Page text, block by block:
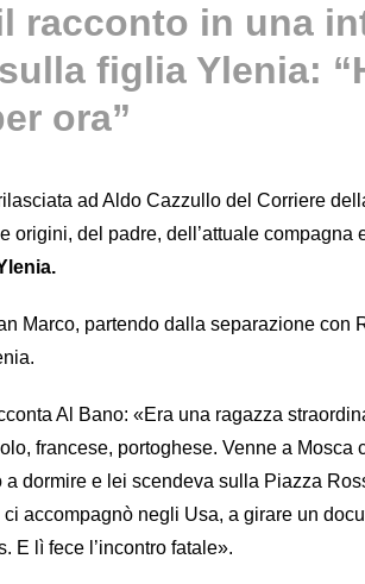
racconto in una
figlia Ylenia:
ora”
ad Aldo Cazzullo del Corriere
origini, del padre, dell’attuale
Marco, partendo dalla separazione con
Al Bano: «Era una ragazza
francese, portoghese. Venne a Mosca
a dormire e lei scendeva sulla Piazza
accompagnò negli Usa, a girare un
E lì fece l’incontro fatale».